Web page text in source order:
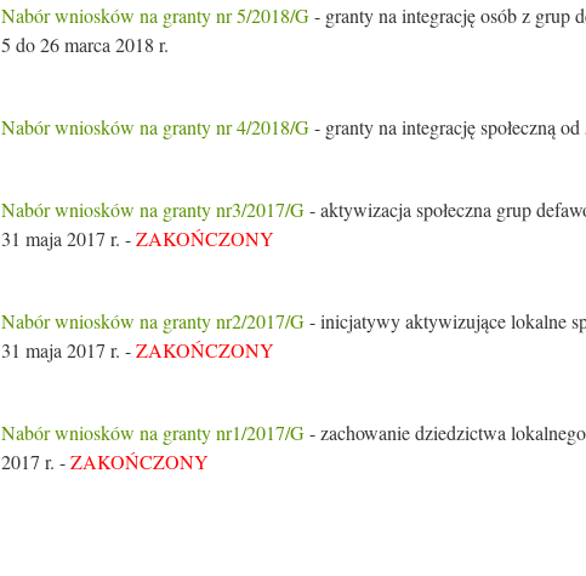
Nabór wniosków na granty nr 5/2018/G- granty na integrację osób z grup
5 do 26 marca 2018 r.
Nabór wniosków na granty nr 4/2018/G- granty na integrację społeczną
Nabór wniosków na granty nr3/2017/G- aktywizacja społeczna grup
31 maja 2017 r. -ZAKOŃCZONY
Nabór wniosków na granty nr2/2017/G- inicjatywy aktywizujące lokalne
31 maja 2017 r. -ZAKOŃCZONY
Nabór wniosków na granty nr1/2017/G- zachowanie dziedzictwa
2017 r. -ZAKOŃCZONY